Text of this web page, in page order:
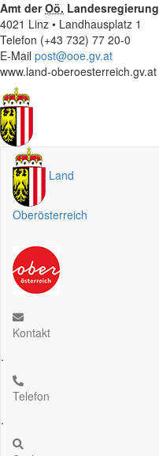
Amt derOö. Landesregierung
4021 Linz • Landhausplatz 1
Telefon (+43 732) 77 20-0
E-Mail post@ooe.gv.at
www.land-oberoesterreich.gv.at
Land
Oberösterreich
Kontakt
.
Telefon
.